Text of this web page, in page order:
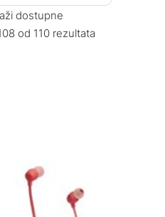
dostupne
od 110 rezultata